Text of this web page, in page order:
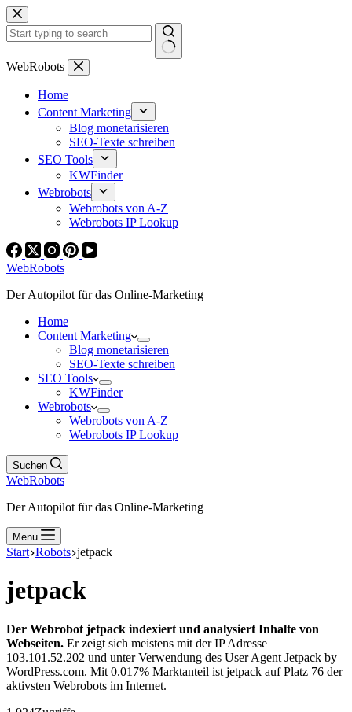
Zum
Inhalt
springen
Keine
WebRobots
Home
Content Marketing
Blog monetarisieren
SEO-Texte schreiben
SEO Tools
KWFinder
Webrobots
Webrobots von A-Z
Webrobots IP Lookup
WebRobots
Der Autopilot für das Online-Marketing
Home
Content Marketing
Blog monetarisieren
SEO-Texte schreiben
SEO Tools
KWFinder
Webrobots
Webrobots von A-Z
Webrobots IP Lookup
Suchen
WebRobots
Der Autopilot für das Online-Marketing
Menu
Start Robots jetpack
jetpack
Der Webrobot jetpack indexiert und analysiert Inhalte von
Webseiten. Er zeigt sich meistens mit der IP Adresse
103.101.52.202 und unter Verwendung des User Agent Jetpack by
WordPress.com. Mit 0.017% Marktanteil ist jetpack auf Platz 76 der
aktivsten Webrobots im Internet.